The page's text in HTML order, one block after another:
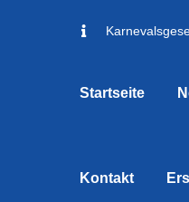
Startseite
Kontakt